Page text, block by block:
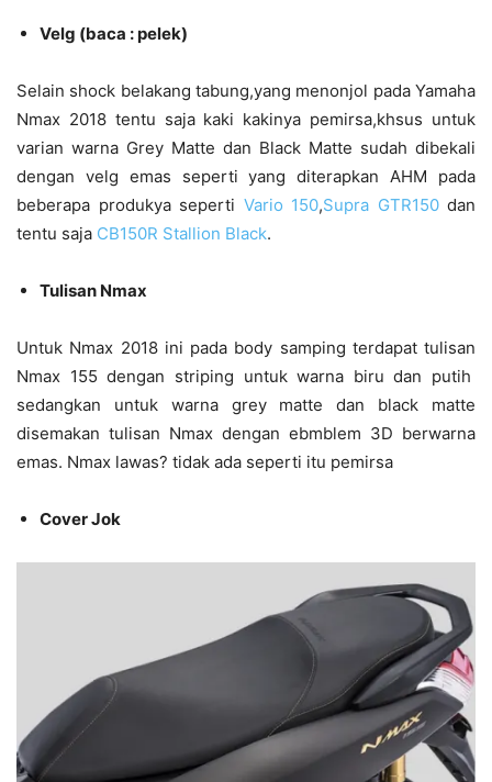
Velg (baca : pelek)
Selain shock belakang tabung,yang menonjol pada Yamaha
Nmax 2018 tentu saja kaki kakinya pemirsa,khsus untuk
varian warna Grey Matte dan Black Matte sudah dibekali
dengan velg emas seperti yang diterapkan AHM pada
beberapa produkya seperti Vario 150,Supra GTR150dan
tentu saja CB150R Stallion Black.
Tulisan Nmax
Untuk Nmax 2018 ini pada body samping terdapat tulisan
Nmax 155 dengan striping untuk warna biru dan putih
sedangkan untuk warna grey matte dan black matte
disemakan tulisan Nmax dengan ebmblem 3D berwarna
emas. Nmax lawas? tidak ada seperti itu pemirsa
Cover Jok